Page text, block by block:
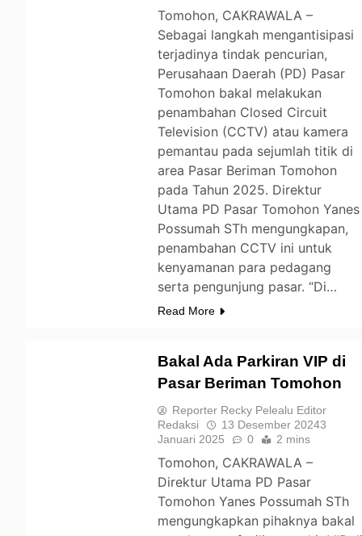
Tomohon, CAKRAWALA –
Sebagai langkah mengantisipasi
terjadinya tindak pencurian,
Perusahaan Daerah (PD) Pasar
Tomohon bakal melakukan
penambahan Closed Circuit
Television (CCTV) atau kamera
pemantau pada sejumlah titik di
area Pasar Beriman Tomohon
pada Tahun 2025. Direktur
Utama PD Pasar Tomohon Yanes
Possumah STh mengungkapan,
penambahan CCTV ini untuk
kenyamanan para pedagang
serta pengunjung pasar. “Di…
Read More
Bakal Ada Parkiran VIP di
Pasar Beriman Tomohon
Reporter Recky Pelealu Editor
Redaksi
13 Desember 20243
Januari 2025
0 2 mins
Tomohon, CAKRAWALA –
Direktur Utama PD Pasar
Tomohon Yanes Possumah STh
mengungkapkan pihaknya bakal